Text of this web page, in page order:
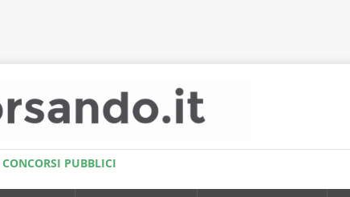
PUBBLICI